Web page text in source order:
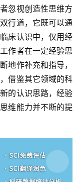
忽视创造性思维方
行道，它既可以通
床认识中，仅用经
作者在一定经验思
地作补充和指导，
借鉴其它领域的科
的认识思路，经验
维能力并不断的提